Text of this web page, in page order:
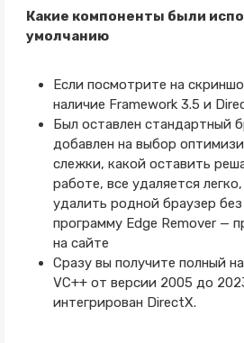
Какие компоненты были
умолчанию
Если посмотрите на
наличие Framework 3.5 и
Был оставлен стандартный
добавлен на выбор
слежки, какой оставить
работе, все удаляется
удалить родной браузер
программу Edge Remover —
на сайте
Сразу вы получите полный
VC++ от версии 2005 до
интегрирован DirectX.